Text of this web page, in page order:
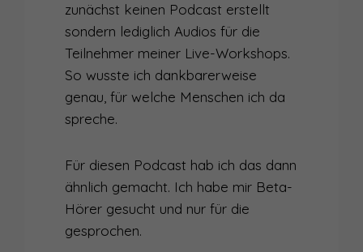
zunächst keinen Podcast erstellt
sondern lediglich Audios für die
Teilnehmer meiner Live-Workshops.
So wusste ich dankbarerweise
genau, für welche Menschen ich da
spreche.
Für diesen Podcast hab ich das dann
ähnlich gemacht. Ich habe mir Beta-
Hörer gesucht und nur für die
gesprochen.